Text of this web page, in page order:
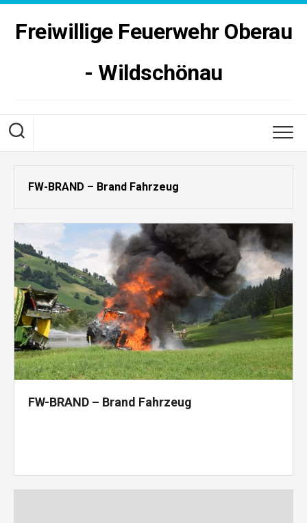
Skip
contentFreiwillige Feuerwehr Oberau
- Wildschönau
FW-BRAND – Brand Fahrzeug
FW-BRAND – Brand Fahrzeug